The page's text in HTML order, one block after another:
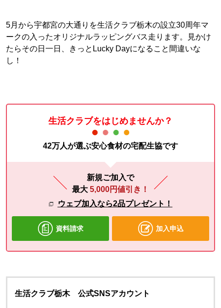
5月から宇都宮の大通りを生活クラブ栃木の設立30周年マ
ークの入ったオリジナルラッピングバス走ります。見かけ
たらその日一日、きっとLucky Dayになること間違いな
し！
生活クラブをはじめませんか？
42万人が選ぶ安心食材の宅配生協です
新規ご加入で
最大 5,000円値引き！
ウェブ加入なら2品プレゼント！
資料請求 加入申込
生活クラブ栃木 公式SNSアカウント